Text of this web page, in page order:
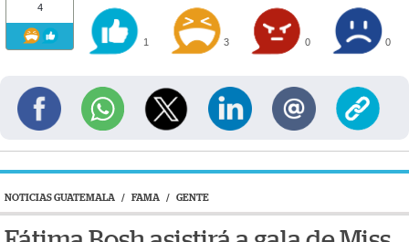
4
1 3 0 0
NOTICIAS GUATEMALA / FAMA / GENTE